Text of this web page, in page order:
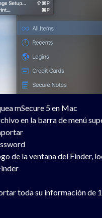
mSecure 5 en Mac
en la barra de menú
de la ventana del Finder,
toda su información de